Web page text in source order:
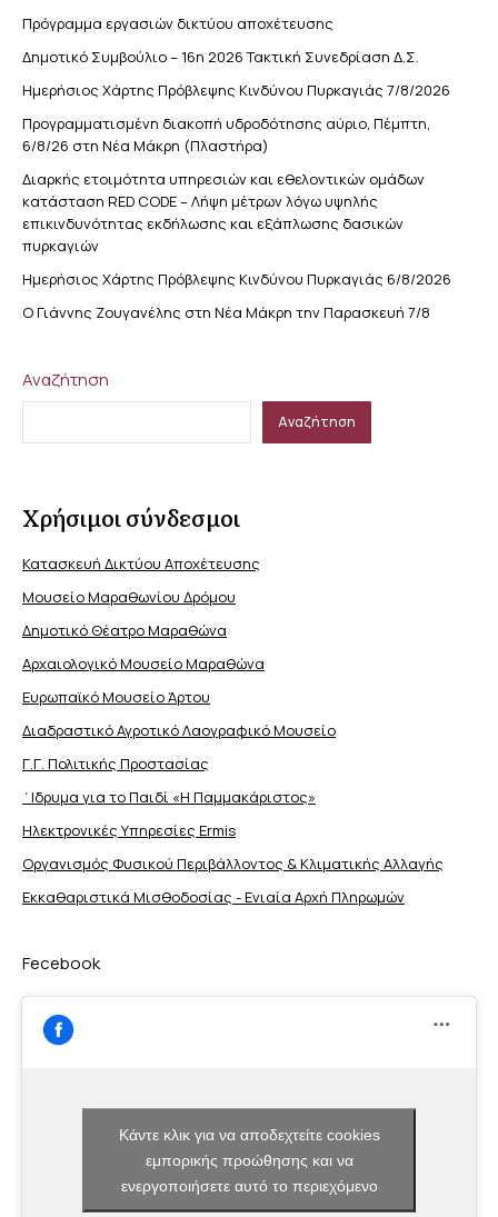
Πρόγραμμα εργασιών δικτύου αποχέτευσης
Δημοτικό Συμβούλιο – 16η 2026 Τακτική Συνεδρίαση Δ.Σ.
Ημερήσιος Χάρτης Πρόβλεψης Κινδύνου Πυρκαγιάς 7/8/2026
Προγραμματισμένη διακοπή υδροδότησης αύριο, Πέμπτη,
6/8/26 στη Νέα Μάκρη (Πλαστήρα)
Διαρκής ετοιμότητα υπηρεσιών και εθελοντικών ομάδων
κατάσταση RED CODE – Λήψη μέτρων λόγω υψηλής
επικινδυνότητας εκδήλωσης και εξάπλωσης δασικών
πυρκαγιών
Ημερήσιος Χάρτης Πρόβλεψης Κινδύνου Πυρκαγιάς 6/8/2026
Ο Γιάννης Ζουγανέλης στη Νέα Μάκρη την Παρασκευή 7/8
Αναζήτηση
Αναζήτηση
Χρήσιμοι σύνδεσμοι
Κατασκευή Δικτύου Αποχέτευσης
Μουσείο Μαραθωνίου Δρόμου
Δημοτικό Θέατρο Μαραθώνα
Αρχαιολογικό Μουσείο Μαραθώνα
Ευρωπαϊκό Μουσείο Άρτου
Διαδραστικό Αγροτικό Λαογραφικό Μουσείο
Γ.Γ. Πολιτικής Προστασίας
΄Ιδρυμα για το Παιδί «Η Παμμακάριστος»
Ηλεκτρονικές Υπηρεσίες Ermis
Οργανισμός Φυσικού Περιβάλλοντος & Κλιματικής Aλλαγής
Εκκαθαριστικά Μισθοδοσίας - Ενιαία Αρχή Πληρωμών
Fecebook
Κάντε κλικ για να αποδεχτείτε cookies
εμπορικής προώθησης και να
ενεργοποιήσετε αυτό το περιεχόμενο